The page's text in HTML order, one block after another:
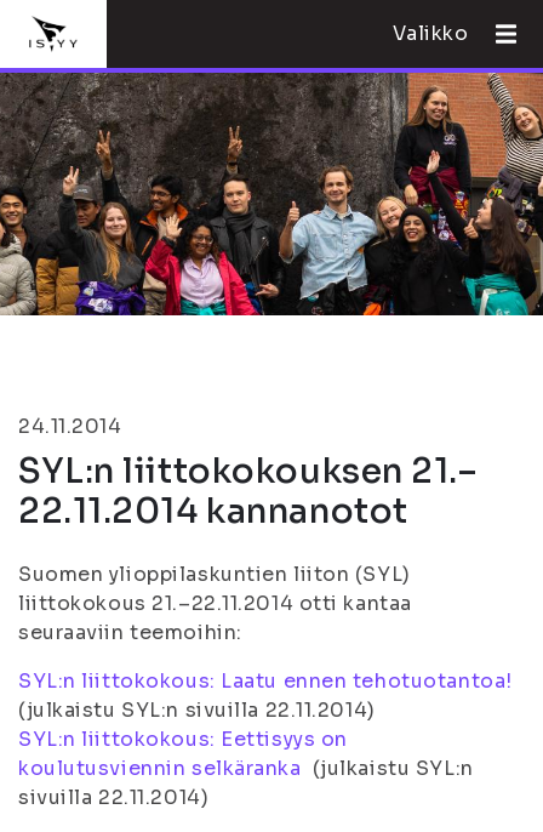
Valikko
24.11.2014
SYL:n liittokokouksen 21.–
22.11.2014 kannanotot
Suomen ylioppilaskuntien liiton (SYL)
liittokokous 21.–22.11.2014 otti kantaa
seuraaviin teemoihin:
SYL:n liittokokous: Laatu ennen tehotuotantoa!
(julkaistu SYL:n sivuilla 22.11.2014)
SYL:n liittokokous: Eettisyys on
koulutusviennin selkäranka (julkaistu SYL:n
sivuilla 22.11.2014)